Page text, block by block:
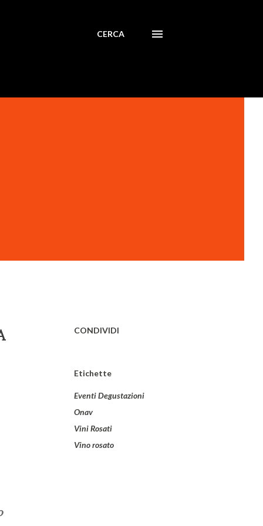
CERCA
CONDIVIDI
Etichette
Eventi Degustazioni
Onav
Vini Rosati
Vino rosato